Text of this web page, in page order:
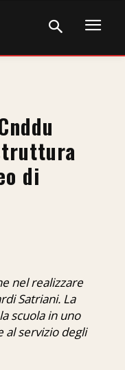
di
nel realizzare
Satriani. La
scuola in uno
al servizio degli